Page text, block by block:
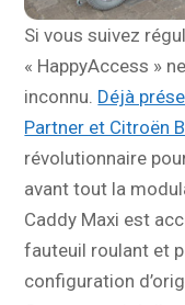
Si vous suivez
« HappyAccess »
inconnu. Déjà
Partner et Citroën
révolutionnaire
avant tout la
Caddy Maxi est
fauteuil roulant et
configuration